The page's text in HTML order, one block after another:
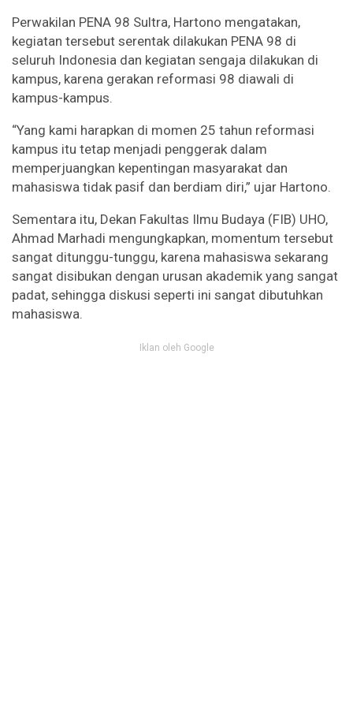
Perwakilan PENA 98 Sultra, Hartono mengatakan,
kegiatan tersebut serentak dilakukan PENA 98 di
seluruh Indonesia dan kegiatan sengaja dilakukan di
kampus, karena gerakan reformasi 98 diawali di
kampus-kampus.
“Yang kami harapkan di momen 25 tahun reformasi
kampus itu tetap menjadi penggerak dalam
memperjuangkan kepentingan masyarakat dan
mahasiswa tidak pasif dan berdiam diri,” ujar Hartono.
Sementara itu, Dekan Fakultas Ilmu Budaya (FIB) UHO,
Ahmad Marhadi mengungkapkan, momentum tersebut
sangat ditunggu-tunggu, karena mahasiswa sekarang
sangat disibukan dengan urusan akademik yang sangat
padat, sehingga diskusi seperti ini sangat dibutuhkan
mahasiswa.
Iklan oleh Google